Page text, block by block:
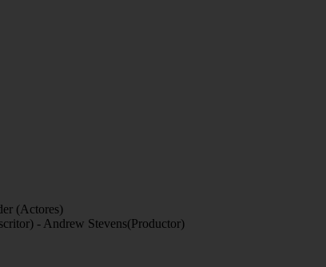
(Actores)
- Andrew Stevens(Productor)